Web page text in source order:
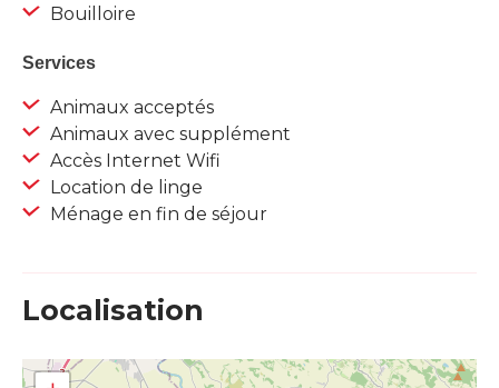
Bouilloire
Services
Animaux acceptés
Animaux avec supplément
Accès Internet Wifi
Location de linge
Ménage en fin de séjour
Localisation